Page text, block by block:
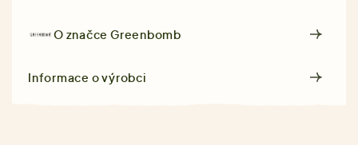
O značceGreenbomb
Informace o výrobci